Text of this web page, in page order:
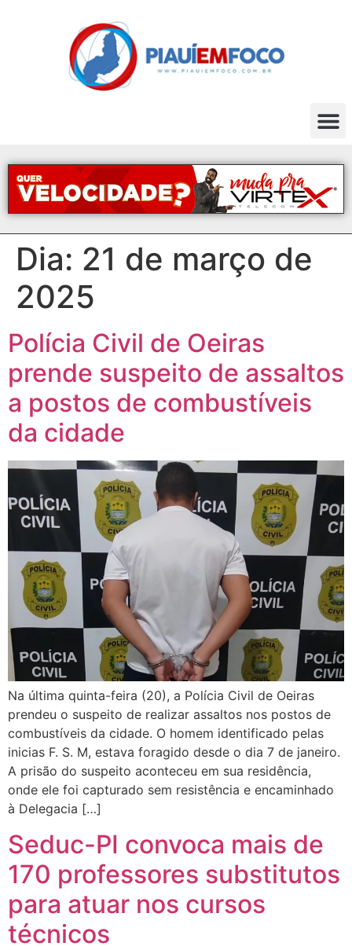
Dia: 21 de março de
2025
Polícia Civil de Oeiras
prende suspeito de assaltos
a postos de combustíveis
da cidade
Na última quinta-feira (20), a Polícia Civil de Oeiras
prendeu o suspeito de realizar assaltos nos postos de
combustíveis da cidade. O homem identificado pelas
inicias F. S. M, estava foragido desde o dia 7 de janeiro.
A prisão do suspeito aconteceu em sua residência,
onde ele foi capturado sem resistência e encaminhado
à Delegacia […]
Seduc-PI convoca mais de
170 professores substitutos
para atuar nos cursos
técnicos